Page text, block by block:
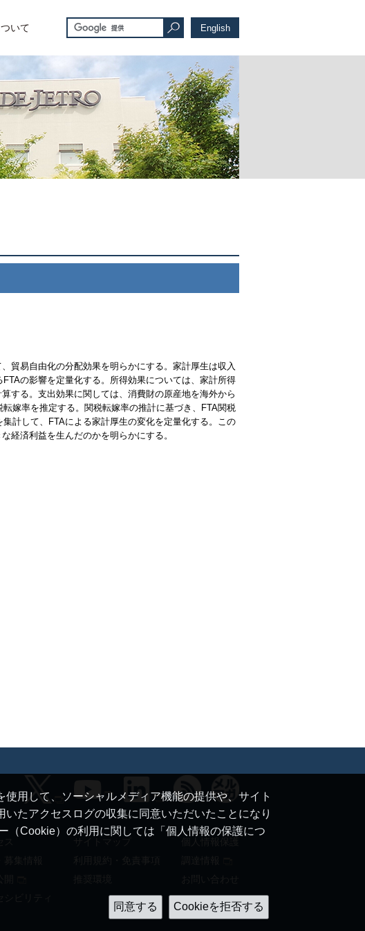
いて English
貿易自由化の分配効果を明らかにする。家計厚生は収入
FTAの影響を定量化する。所得効果については、家計所得
する。支出効果に関しては、消費財の原産地を海外から
嫁率を推定する。関税転嫁率の推計に基づき、
FTA関税
計して、
FTAによる家計厚生の変化を定量化する。この
経済利益を生んだのかを明らかにする。
用して、ソーシャルメディア機能の提供や、サイト
たアクセスログの収集に同意いただいたことになり
（Cookie）の利用に関しては「個人情報の保護につ